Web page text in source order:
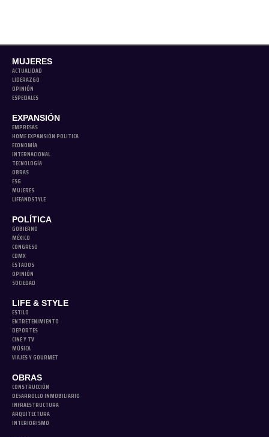
MUJERES
ACTUALIDAD
LIDERAZGO
OPINIÓN
ESPECIALES
EXPANSIÓN
EMPRESAS
HOME EXPANSIÓN POLITICA
ECONOMÍA
INTERNACIONAL
TECNOLOGÍA
OBRAS
ESG
MUJERES
LIFEANDSTYLE
POLÍTICA
GOBIERNO
MÉXICO
CONGRESO
CDMX
ESTADOS
OPINIÓN
SOCIEDAD
LIFE & STYLE
ESTILO
ENTRETENIMIENTO
DEPORTES
CINE Y TV
MÚSICA
VIAJES Y GOURMET
OBRAS
CONSTRUCCIÓN
DESARROLLO INMOBILIARIO
INFRAESTRUCTURA
ARQUITECTURA
INTERIORISMO